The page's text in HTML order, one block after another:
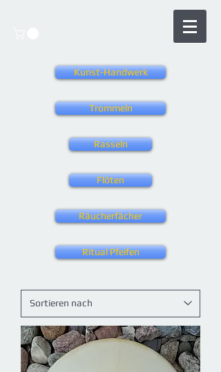
Kunst-Handwerk
Trommeln
Rasseln
Flöten
Räucherfächer
Ritual Pfeifen